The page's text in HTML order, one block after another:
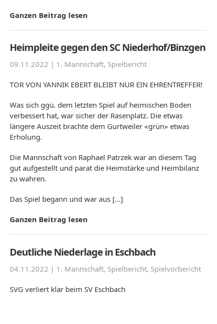
Ganzen Beitrag lesen
Heimpleite gegen den SC Niederhof/Binzgen
09.11.2022 | 1. Mannschaft, Spielbericht
TOR VON YANNIK EBERT BLEIBT NUR EIN EHRENTREFFER!
Was sich ggü. dem letzten Spiel auf heimischen Boden
verbessert hat, war sicher der Rasenplatz. Die etwas
längere Auszeit brachte dem Gurtweiler «grün» etwas
Erholung.
Die Mannschaft von Raphael Patrzek war an diesem Tag
gut aufgestellt und parat die Heimstärke und Heimbilanz
zu wahren.
Das Spiel begann und war aus […]
Ganzen Beitrag lesen
Deutliche Niederlage in Eschbach
04.11.2022 | 1. Mannschaft, Spielbericht, Spielvorbericht
SVG verliert klar beim SV Eschbach